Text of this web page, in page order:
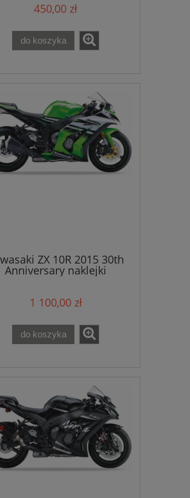
450,00 zł
do koszyka
ZX 10R 2015 30th
Anniversary naklejki
1 100,00 zł
do koszyka